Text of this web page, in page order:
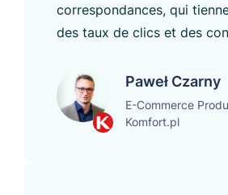
correspondances, qui
des taux de clics et des
Paweł Czarny
E-Commerce
Komfort.pl